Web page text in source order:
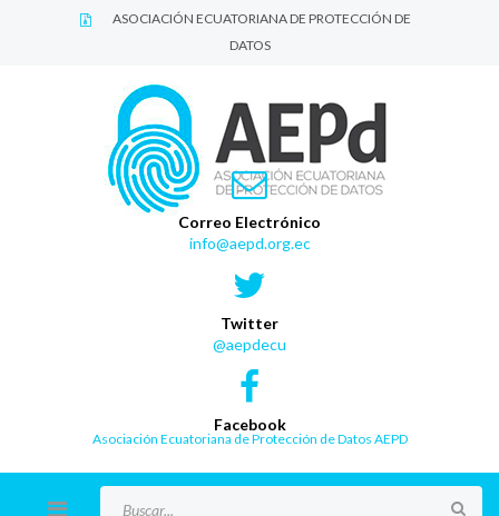
ASOCIACIÓN ECUATORIANA DE PROTECCIÓN DE
DATOS
Correo Electrónico
info@aepd.org.ec
Twitter
@aepdecu
Facebook
Asociación Ecuatoriana de Protección de Datos AEPD